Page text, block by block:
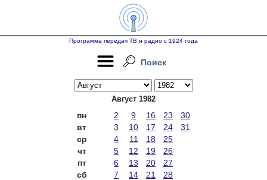
Программа передач ТВ и радио с 1924 года
Поиск
Август 1982
пн 2 9 16 23
30
вт
3 10 17 24
31
ср
4 11 18
25
чт
5 12 19
26
пт
6 13 20
27
сб
7 14 21
28